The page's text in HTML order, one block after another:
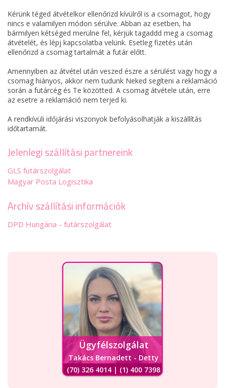
Kérünk téged átvételkor ellenőrizd kívülről is a csomagot, hogy
nincs e valamilyen módon sérülve. Abban az esetben, ha
bármilyen kétséged merülne fel, kérjük tagaddd meg a csomag
átvételét, és lépj kapcsolatba velünk. Esetleg fizetés után
ellenőrizd a csomag tartalmát a futár előtt.
Amennyiben az átvétel után veszed észre a sérülést vagy hogy a
csomag hiányos, akkor nem tudunk Neked segíteni a reklamáció
során a futárcég és Te közötted. A csomag átvétele után, erre
az esetre a reklamáció nem terjed ki.
A rendkívüli időjárási viszonyok befolyásolhatják a kiszállítás
időtartamát.
Jelenlegi szállítási partnereink
GLS futárszolgálat
Magyar Posta Logisztika
Archív szállítási információk
DPD Hungária - futárszolgálat
Ügyfélszolgálat
Takács Bernadett - Detty
(70) 326 4014 | (1) 400 7398